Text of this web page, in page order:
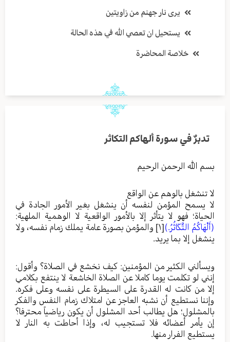
يرى نار جهنم من زاويتين
يستحيل ان تعصي الله في هذه الحالة
خلاصة المحاضرة
تدبرٌ في سورة ألهاكم التكاثر
بسم الله الرحمن الرحيم
لا تنشغل بالوهم عن الواقع
لا يسمح المؤمن لنفسه أن ينشغل بغير الأمور الجادة في
الحياة؛ فهو لا يتأثر إلا بالأمور الواقعية لا الوهمية الملهية:
(أَلْهَاكُمُ التَّكَاثُرُ.)[١]
والمؤمن بصورة عامة يملك زمام نفسه، ولا
ينشغل إلا بما يريد.
ويسألني الكثير من المؤمنين: كيف نخشع في الصلاة؟ وأقول:
إنني لو تكلمت يوما كاملا عن الصلاة الخاشعة لا ينتفع بكلامي
إلا من كانت له القدرة على السيطرة على نفسه وعلى فكره.
وإننا نستطيع أن نشبه العاجز عن امتلاك زمام النفس والفكر
بالمشلول؛ هل يطالب أحد المشلول أن يكون رياضياً محترفا؟
إن يأمر أعضائه فلا تستجيب له، وإذا أحاطت به النار لا
يستطيع الفرار منها.